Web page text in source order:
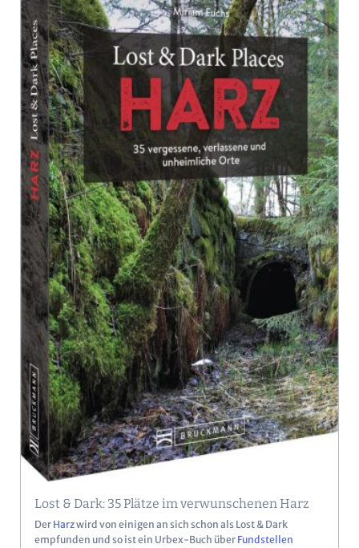
Lost & Dark: 35 Plätze im verwunschenen Harz
Der Harzwird von einigen an sich schon als Lost & Dark
empfunden und so ist ein Urbex-Buch über Fundstellen